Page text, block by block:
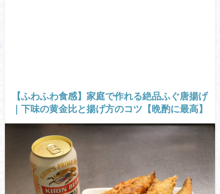
【ふわふわ食感】家庭で作れる絶品ふぐ唐揚げ
｜下味の黄金比と揚げ方のコツ【晩酌に最高】